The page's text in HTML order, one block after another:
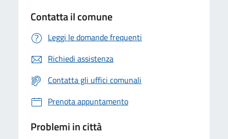
Contatta il comune
Leggi le domande frequenti
Richiedi assistenza
Contatta gli uffici comunali
Prenota appuntamento
Problemi in città